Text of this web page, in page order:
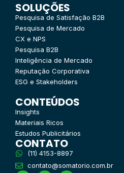
SOLUÇÕES
Pesquisa de Satisfação B2B
Pesquisa de Mercado
CX e NPS
Pesquisa B2B
Inteligência de Mercado
Reputação Corporativa
ESG e Stakeholders
CONTEÚDOS
Insights
Materiais Ricos
Estudos Publicitários
CONTATO
(11) 4153-8897
contato@somatorio.com.br